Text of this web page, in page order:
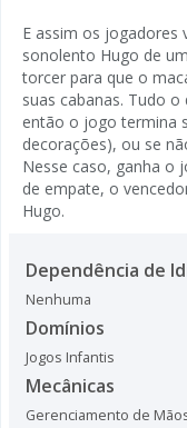
E assim os jogadores
sonolento Hugo de
torcer para que o
suas cabanas. Tudo
então o jogo termina
decorações), ou se
Nesse caso, ganha o
de empate, o
Hugo.
Dependência de
Nenhuma
Domínios
Jogos Infantis
Mecânicas
Gerenciamento de